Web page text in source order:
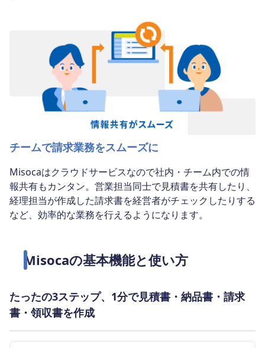
チームで請求業務をスムーズに
Misocaはクラウドサービスなので社内・チーム内での情
報共有もカンタン。営業担当同士で見積書を共有したり、
経理担当が作成した請求書を経営者がチェックしたりする
など、効率的な業務を行えるようになります。
Misocaの基本機能と使い方
たったの3ステップ、1分で見積書・納品書・請求
書・領収書を作成